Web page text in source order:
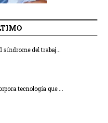
síndrome del trabaj...
tecnología que ...